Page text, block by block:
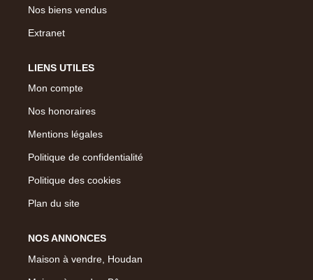
Nos biens vendus
Extranet
LIENS UTILES
Mon compte
Nos honoraires
Mentions légales
Politique de confidentialité
Politique des cookies
Plan du site
NOS ANNONCES
Maison à vendre, Houdan